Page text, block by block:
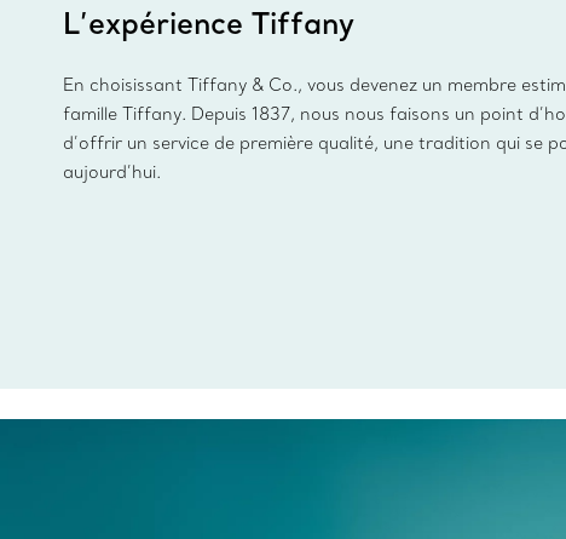
L’expérience Tiffany
En choisissant Tiffany & Co., vous devenez un membre
famille Tiffany. Depuis 1837, nous nous faisons un point
d’offrir un service de première qualité, une tradition qui se
aujourd’hui.